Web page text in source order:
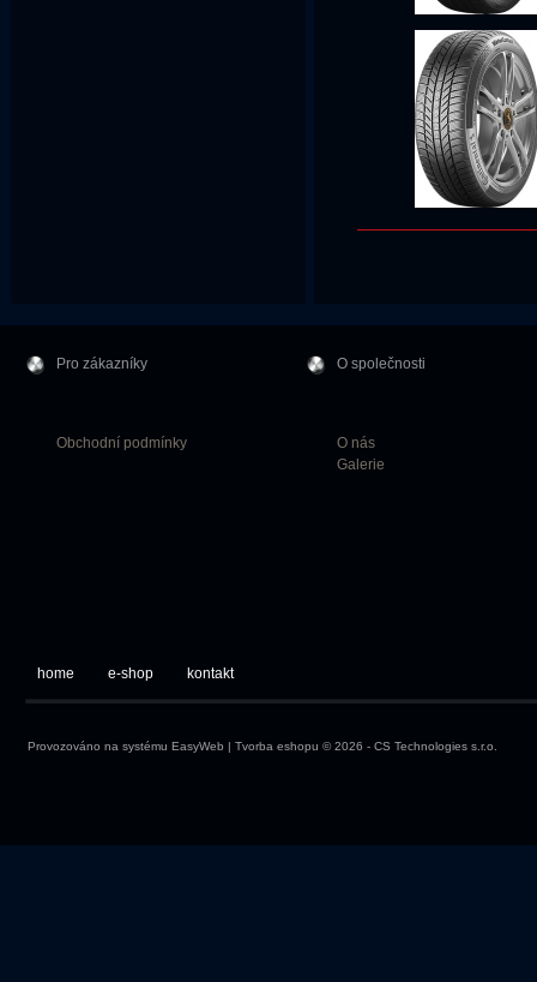
Pro zákazníky
Obchodní podmínky
O společnosti
O nás
Galerie
home e-shop kontakt
Provozováno na systému EasyWeb | Tvorba eshopu © 2026 - CS Technologies s.r.o.